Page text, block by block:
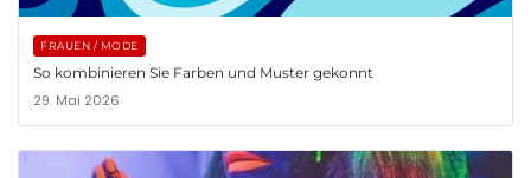
FRAUEN / MODE
So kombinieren Sie Farben und Muster gekonnt
29. Mai 2026